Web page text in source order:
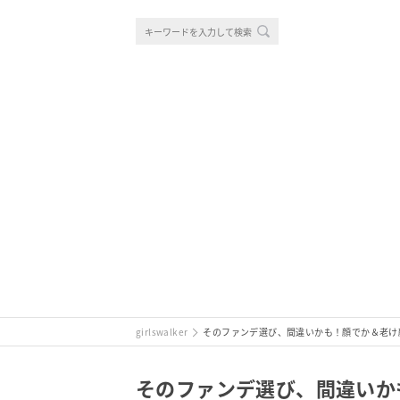
girlswalker そのファンデ選び、間違いかも！顔でか＆老
そのファンデ選び、間違い